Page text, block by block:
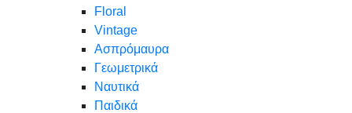
Floral
Vintage
Ασπρόμαυρα
Γεωμετρικά
Ναυτικά
Παιδικά